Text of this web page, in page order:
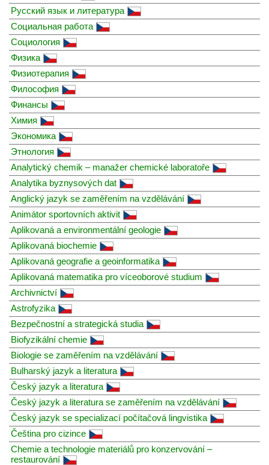
Русский язык и литература
Социальная работа
Социология
Физика
Физиотерапия
Философия
Финансы
Химия
Экономика
Этнология
Analytický chemik – manažer chemické laboratoře
Analytika byznysových dat
Anglický jazyk se zaměřením na vzdělávání
Animátor sportovních aktivit
Aplikovaná a environmentální geologie
Aplikovaná biochemie
Aplikovaná geografie a geoinformatika
Aplikovaná matematika pro víceoborové studium
Archivnictví
Astrofyzika
Bezpečnostní a strategická studia
Biofyzikální chemie
Biologie se zaměřením na vzdělávání
Bulharský jazyk a literatura
Český jazyk a literatura
Český jazyk a literatura se zaměřením na vzdělávání
Český jazyk se specializací počítačová lingvistika
Čeština pro cizince
Chemie a technologie materiálů pro konzervování –
restaurování